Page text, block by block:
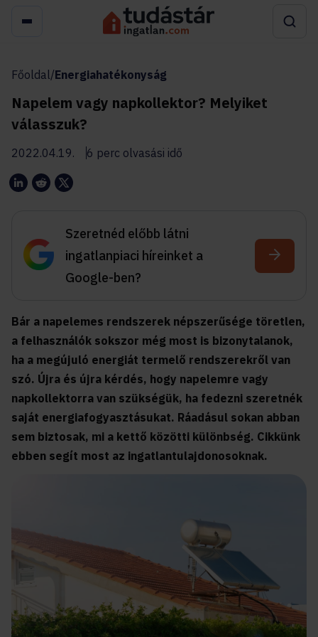
Főoldal/Energiahatékonyság
Napelem vagy napkollektor? Melyiket
válasszuk?
2022.04.19. 6 perc olvasási idő
Szeretnéd előbb látni
ingatlanpiaci híreinket a
Google-ben?
Bár a napelemes rendszerek népszerűsége töretlen,
a felhasználók sokszor még most is bizonytalanok,
ha a megújuló energiát termelő rendszerekről van
szó. Újra és újra kérdés, hogy napelemre vagy
napkollektorra van szükségük, ha fedezni szeretnék
saját energiafogyasztásukat. Ráadásul sokan abban
sem biztosak, mi a kettő közötti különbség. Cikkünk
ebben segít most az ingatlantulajdonosoknak.